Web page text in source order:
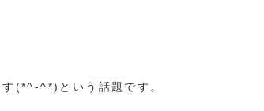
(*^-^*)という話題です。